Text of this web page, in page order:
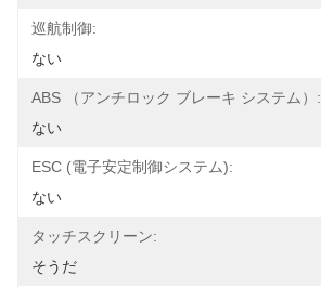
巡航制御:
ない
ABS （アンチロック ブレーキ システム）:
ない
ESC (電子安定制御システム):
ない
タッチスクリーン:
そうだ